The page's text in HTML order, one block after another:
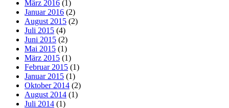
März 2016 (1)
Januar 2016 (2)
August 2015 (2)
Juli 2015 (4)
Juni 2015 (2)
Mai 2015 (1)
März 2015 (1)
Februar 2015 (1)
Januar 2015 (1)
Oktober 2014 (2)
August 2014 (1)
Juli 2014 (1)